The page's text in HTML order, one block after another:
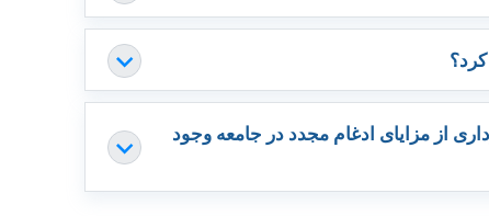
از مزایای ادغام مجدد در جامعه وجود